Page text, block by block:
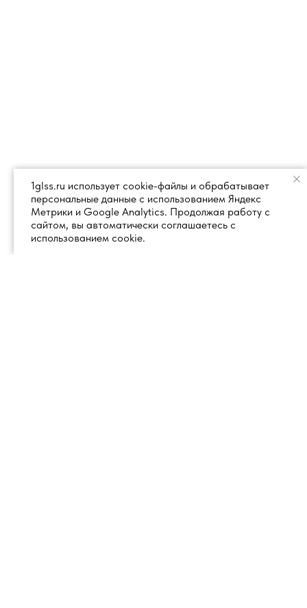
1glss.ru использует cookie-файлы и обрабатывает
персональные данные с использованием Яндекс
Метрики и Google Analytics. Продолжая работу с
сайтом, вы автоматически соглашаетесь с
использованием cookie.